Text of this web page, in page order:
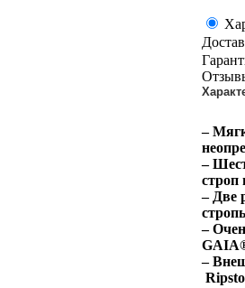
–
–
строп
– Две
–
–